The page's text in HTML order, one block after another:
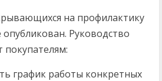
на профилактику
Руководство
покупателям:
график работы конкретных